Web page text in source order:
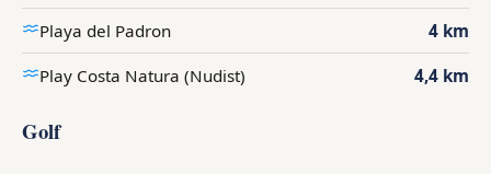
Playa del Padron 4 km
Play Costa Natura (Nudist) 4,4 km
Golf